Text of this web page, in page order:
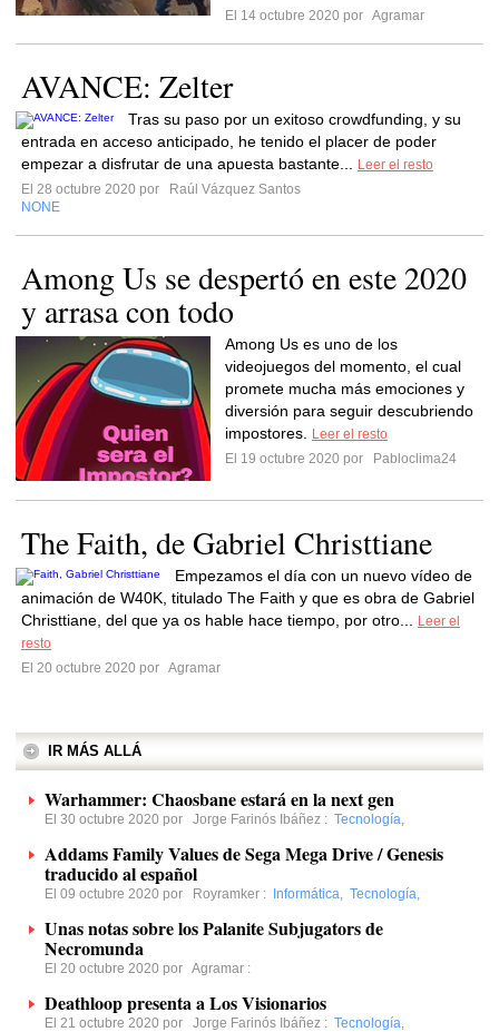
El 14 octubre 2020 por Agramar
AVANCE: Zelter
Tras su paso por un exitoso crowdfunding, y su
entrada en acceso anticipado, he tenido el placer de poder
empezar a disfrutar de una apuesta bastante...
Leer el resto
El 28 octubre 2020 por
Raúl Vázquez Santos
NONE
Among Us se despertó en este 2020
y arrasa con todo
Among Us es uno de los
videojuegos del momento, el cual
promete mucha más emociones y
diversión para seguir descubriendo
impostores.
Leer el resto
El 19 octubre 2020 por
Pabloclima24
The Faith, de Gabriel Christtiane
Empezamos el día con un nuevo vídeo de
animación de W40K, titulado The Faith y que es obra de Gabriel
Christtiane, del que ya os hable hace tiempo, por otro...
Leer el
resto
El 20 octubre 2020 por Agramar
IR MÁS ALLÁ
Warhammer: Chaosbane estará en la next gen
El 30 octubre 2020 por Jorge Farinós Ibáñez : Tecnología,
Addams Family Values de Sega Mega Drive / Genesis
traducido al español
El 09 octubre 2020 por Royramker : Informática, Tecnología,
Unas notas sobre los Palanite Subjugators de
Necromunda
El 20 octubre 2020 por Agramar :
Deathloop presenta a Los Visionarios
El 21 octubre 2020 por Jorge Farinós Ibáñez : Tecnología,